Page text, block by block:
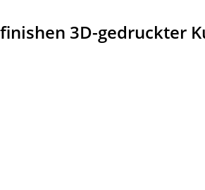
3D-gedruckter